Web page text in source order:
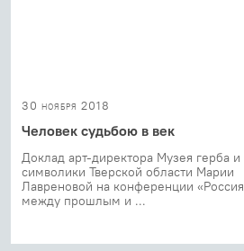
30 ноября 2018
Человек судьбою в век
Доклад арт-директора Музея герба и
символики Тверской области Марии
Лавреновой на конференции «Россия
между прошлым и ...